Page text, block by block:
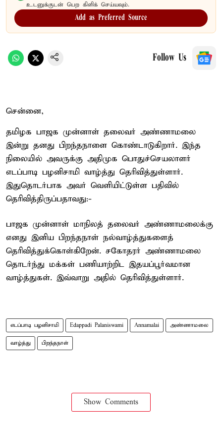
உடனுக்குடன் பெற கிளிக் செய்யவும்.
Add as Preferred Source
Follow Us
சென்னை,
தமிழக பாஜக முன்னாள் தலைவர் அண்ணாமலை
இன்று தனது பிறந்தநாளை கொண்டாடுகிறார். இந்த
நிலையில் அவருக்கு அதிமுக பொதுச்செயலாளர்
எடப்பாடி பழனிசாமி வாழ்த்து தெரிவித்துள்ளார்.
இதுதொடர்பாக அவர் வெளியிட்டுள்ள பதிவில்
தெரிவித்திருப்பதாவது:-
பாஜக முன்னாள் மாநிலத் தலைவர் அண்ணாமலைக்கு
எனது இனிய பிறந்தநாள் நல்வாழ்த்துகளைத்
தெரிவித்துக்கொள்கிறேன். சகோதரர் அண்ணாமலை
தொடர்ந்து மக்கள் பணியாற்றிட இதயப்பூர்வமான
வாழ்த்துகள். இவ்வாறு அதில் தெரிவித்துள்ளார்.
எடப்பாடி பழனிசாமி Edappadi Palaniswami Annamalai அண்ணாமலை
வாழ்த்து பிறந்தநாள்
Show Comments